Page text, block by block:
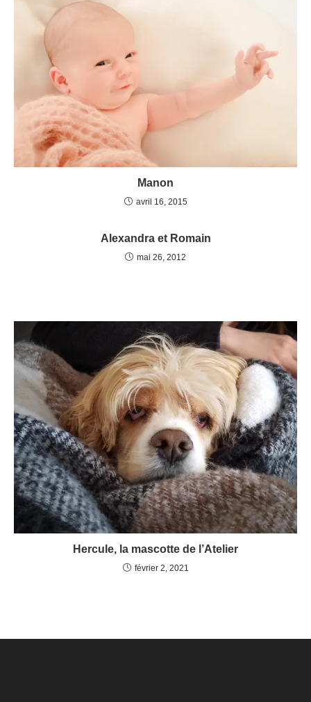
Manon
avril 16, 2015
Alexandra et Romain
mai 26, 2012
Hercule, la mascotte de l’Atelier
février 2, 2021